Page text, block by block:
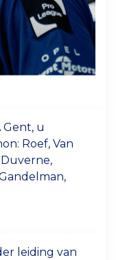
Gent, u
Roef, Van
Duverne,
leiding van